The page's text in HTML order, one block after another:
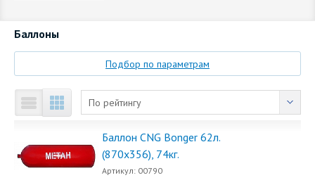
Баллоны
Подбор по параметрам
По рейтингу
Баллон CNG Bonger 62л.
(870x356), 74кг.
Артикул: 00790